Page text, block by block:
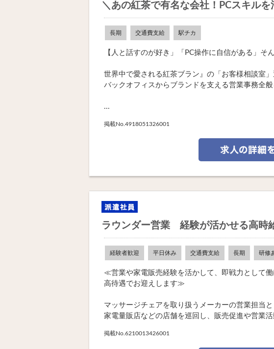
＼あの紅茶で有名な会社！PCスキル
長期 交通費支給 駅チカ
【人と話すのが好き」「PC操作に自信がある」そ
世界中で愛される紅茶ブラン』の「お客様相談室」
バックオフィスからブランドを支える営業事務全般
...
掲載No.4918051326001
ラウンダー営業 経験が活かせる高時
経験者歓迎 平日休み 交通費支給 長期 研修
≪営業や家電販売経験を活かして、即戦力として働
高待遇でお迎えします≫
マッサージチェアを取り扱うメーカーの営業担当と
家電量販店などの店舗を巡回し、販売促進や営業
掲載No.6210013426001